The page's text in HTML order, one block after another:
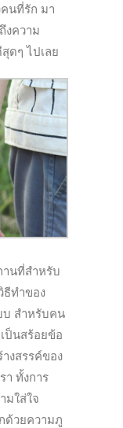
คนที่รัก มา
งความ
ดๆ ไปเลย
านที่สำหรับ
ธีทำของ
บ สำหรับคน
ป็นสร้อยข้อ
างสรรค์ของ
า ทั้งการ
มใส่ใจ
ด้วยความภู